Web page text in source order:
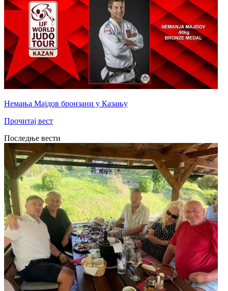
Немања Мајдов бронзани у Казању
Прочитај вест
Последње вести